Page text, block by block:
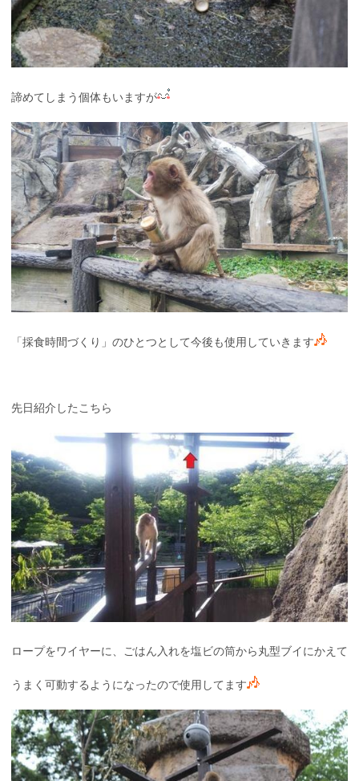
諦めてしまう個体もいますが
「採食時間づくり」のひとつとして今後も使用していきます
先日紹介したこちら
ロープをワイヤーに、ごはん入れを塩ビの筒から丸型ブイにかえて
うまく可動するようになったので使用してます